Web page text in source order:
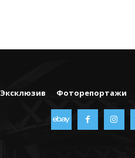
Эксклюзив Фоторепортажи